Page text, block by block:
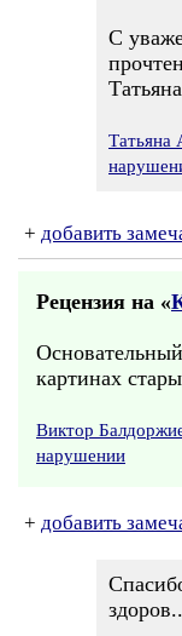
С
Татьяна
Татьяна
+ добавить
Рецензия на «
картинах
Виктор
нарушении
+ добавить